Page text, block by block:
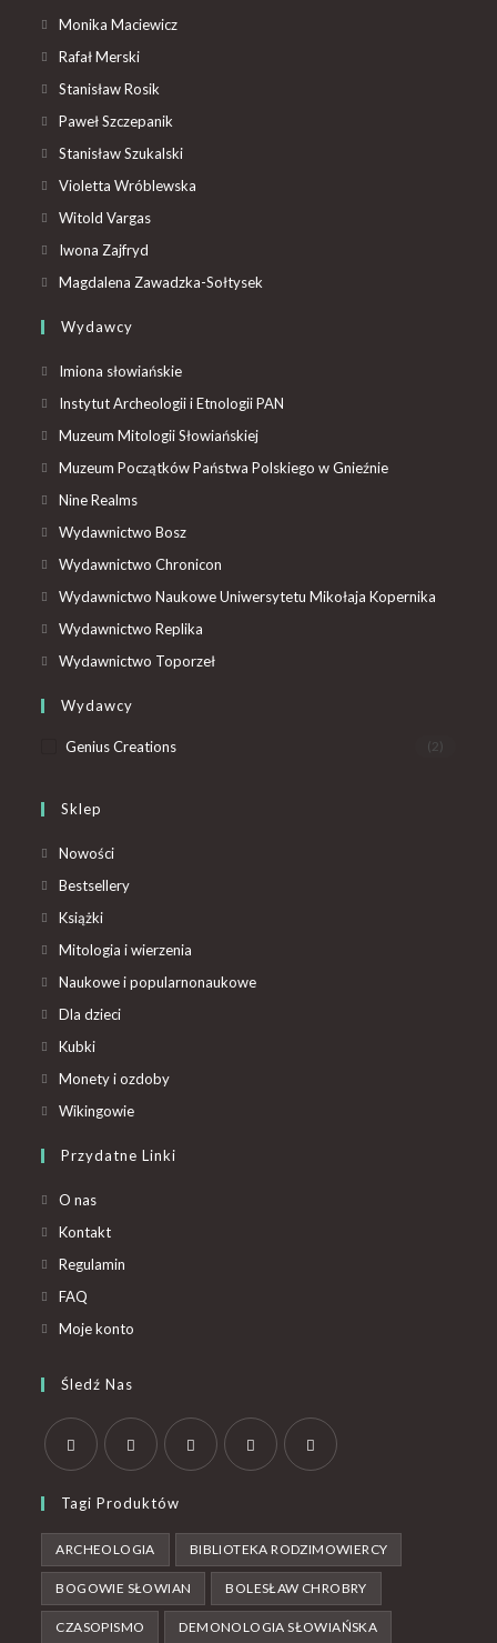
Monika Maciewicz
Rafał Merski
Stanisław Rosik
Paweł Szczepanik
Stanisław Szukalski
Violetta Wróblewska
Witold Vargas
Iwona Zajfryd
Magdalena Zawadzka-Sołtysek
Wydawcy
Imiona słowiańskie
Instytut Archeologii i Etnologii PAN
Muzeum Mitologii Słowiańskiej
Muzeum Początków Państwa Polskiego w Gnieźnie
Nine Realms
Wydawnictwo Bosz
Wydawnictwo Chronicon
Wydawnictwo Naukowe Uniwersytetu Mikołaja Kopernika
Wydawnictwo Replika
Wydawnictwo Toporzeł
Wydawcy
Genius Creations (2)
Sklep
Nowości
Bestsellery
Książki
Mitologia i wierzenia
Naukowe i popularnonaukowe
Dla dzieci
Kubki
Monety i ozdoby
Wikingowie
Przydatne Linki
O nas
Kontakt
Regulamin
FAQ
Moje konto
Śledź Nas
Tagi Produktów
ARCHEOLOGIA BIBLIOTEKA RODZIMOWIERCY
BOGOWIE SŁOWIAN BOLESŁAW CHROBRY
CZASOPISMO DEMONOLOGIA SŁOWIAŃSKA